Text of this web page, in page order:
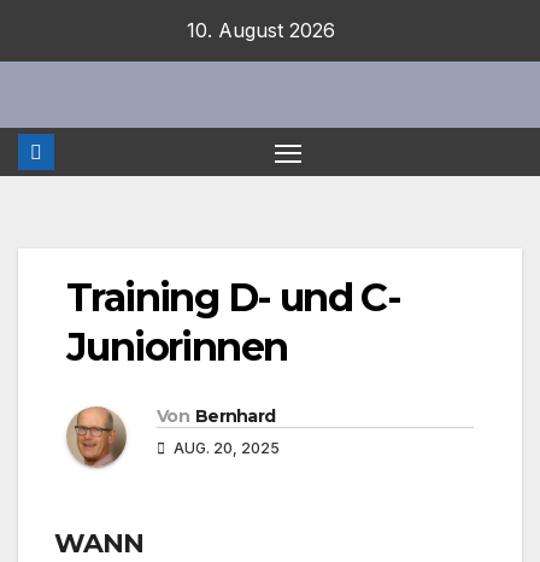
10. August 2026
Training D- und C-
Juniorinnen
Von Bernhard
AUG. 20, 2025
WANN